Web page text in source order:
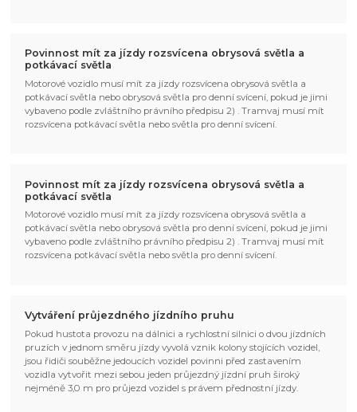
Povinnost mít za jízdy rozsvícena obrysová světla a
potkávací světla
Motorové vozidlo musí mít za jízdy rozsvícena obrysová světla a
potkávací světla nebo obrysová světla pro denní svícení, pokud je jimi
vybaveno podle zvláštního právního předpisu 2) . Tramvaj musí mít
rozsvícena potkávací světla nebo světla pro denní svícení.
Povinnost mít za jízdy rozsvícena obrysová světla a
potkávací světla
Motorové vozidlo musí mít za jízdy rozsvícena obrysová světla a
potkávací světla nebo obrysová světla pro denní svícení, pokud je jimi
vybaveno podle zvláštního právního předpisu 2) . Tramvaj musí mít
rozsvícena potkávací světla nebo světla pro denní svícení.
Vytváření průjezdného jízdního pruhu
Pokud hustota provozu na dálnici a rychlostní silnici o dvou jízdních
pruzích v jednom směru jízdy vyvolá vznik kolony stojících vozidel,
jsou řidiči souběžne jedoucích vozidel povinni před zastavením
vozidla vytvořit mezi sebou jeden průjezdný jízdní pruh široký
nejméně 3,0 m pro průjezd vozidel s právem přednostní jízdy.